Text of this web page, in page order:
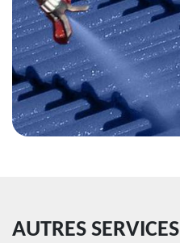
AUTRES SERVICES